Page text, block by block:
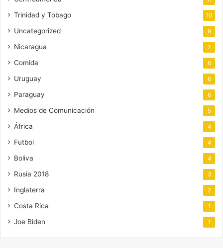
Trinidad y Tobago 10
Uncategorized 9
Nicaragua 7
Comida 6
Uruguay 6
Paraguay 6
Medios de Comunicación 5
África 4
Futbol 4
Boliva 4
Rusia 2018 3
Inglaterra 2
Costa Rica 1
Joe Biden 1